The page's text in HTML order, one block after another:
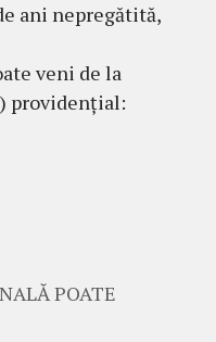
ani nepregătită,
veni de la
providențial:
POATE